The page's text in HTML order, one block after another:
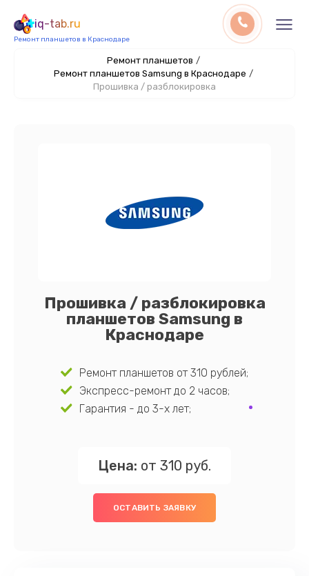
iq-tab.ru
Ремонт планшетов в Краснодаре
Ремонт планшетов /
Ремонт планшетов Samsung в Краснодаре /
Прошивка / разблокировка
Прошивка / разблокировка
планшетов Samsung в
Краснодаре
Ремонт планшетов от 310 рублей;
Экспресс-ремонт до 2 часов;
Гарантия - до 3-х лет;
Цена: от 310 руб.
ОСТАВИТЬ ЗАЯВКУ